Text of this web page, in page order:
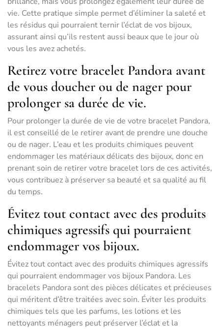
vie. Cette pratique simple permet d’éliminer la saleté et
les résidus qui pourraient ternir l’éclat de vos bijoux,
assurant ainsi qu’ils restent aussi beaux que le jour où
vous les avez achetés.
Retirez votre bracelet Pandora avant
de vous doucher ou de nager pour
prolonger sa durée de vie.
Pour prolonger la durée de vie de votre bracelet Pandora,
il est conseillé de le retirer avant de prendre une douche
ou de nager. L’eau et les produits chimiques peuvent
endommager les matériaux délicats des bijoux, donc en
prenant soin de retirer votre bracelet lors de ces activités,
vous contribuez à préserver sa beauté et sa qualité au fil
du temps.
Évitez tout contact avec des produits
chimiques agressifs qui pourraient
endommager vos bijoux.
Évitez tout contact avec des produits chimiques agressifs
qui pourraient endommager vos bijoux Pandora. Les
bracelets Pandora sont des pièces délicates et précieuses
qui méritent d’être traitées avec soin. Éviter les produits
chimiques tels que les parfums, les lotions et les
nettoyants ménagers peut préserver l’éclat et la